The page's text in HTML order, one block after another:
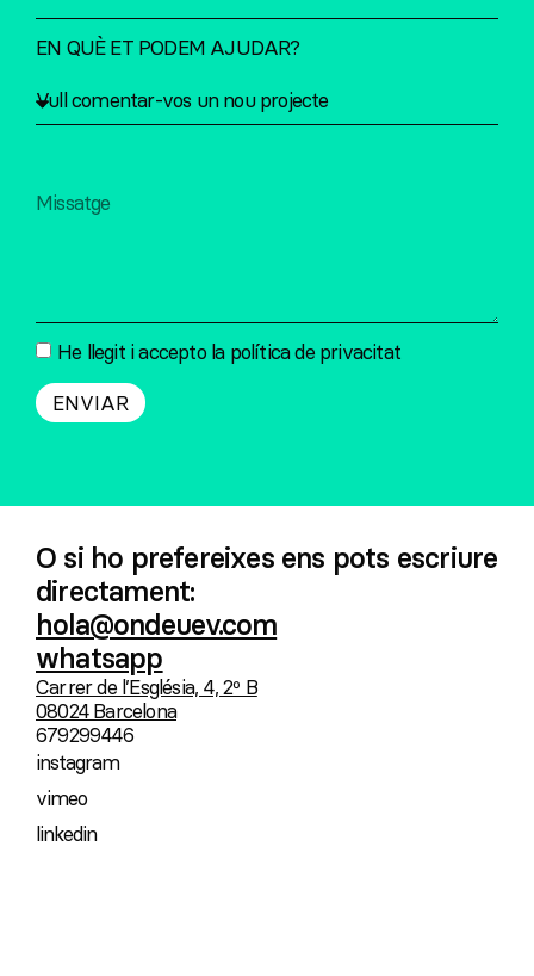
EN QUÈ ET PODEM AJUDAR?
He llegit i accepto la política de privacitat
ENVIAR
O si ho prefereixes ens pots escriure
directament:
hola@ondeuev.com
whatsapp
Carrer de l’Església, 4, 2º B
08024 Barcelona
679299446
instagram
vimeo
linkedin